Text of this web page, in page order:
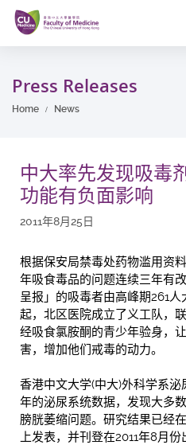
Skip
main
content
Press Releases
Home News
中大率先发现吸毒
功能有负面影响
2011年8月25日
根据保安局禁毒处药物滥用资
年吸食毒品的问题连续三年有
呈报」的吸毒者由高峰期261
起，北区医院成立了义工队，
经吸食氯胺酮的青少年验身，
害，增加他们戒毒的动力。
香港中文大学(中大)外科学系
年的泌尿系统数据，发现大多
膀胱萎缩问题。研究结果已经
上发表，并刊登在2011年8月份